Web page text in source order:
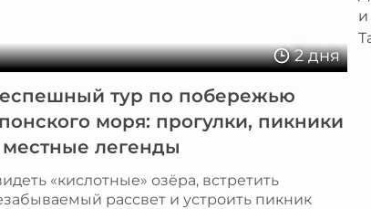
2 дня
тур по побережью
моря: прогулки, пикники
легенды
«кислотные» озёра, встретить
рассвет и устроить пикник